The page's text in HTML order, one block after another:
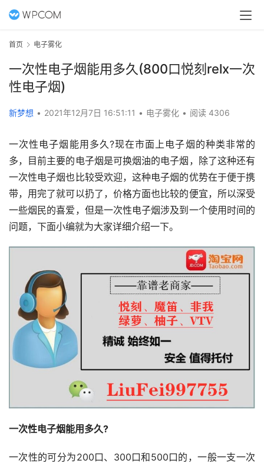
首页 电子雾化
一次性电子烟能用多久(800口悦刻relx一次
性电子烟)
新梦想 • 2021年12月7日 16:51:11 • 电子雾化 • 阅读 4306
一次性电子烟能用多久?现在市面上电子烟的种类非常的
多，目前主要的电子烟是可换烟油的电子烟，除了这种还有
一次性电子烟也比较受欢迎，这种电子烟的优势在于便于携
带，用完了就可以扔了，价格方面也比较的便宜，所以深受
一些烟民的喜爱，但是一次性电子烟涉及到一个使用时间的
问题，下面小编就为大家详细介绍一下。
一次性电子烟能用多久?
一次性的可分为200口、300口和500口的，一般一支一次